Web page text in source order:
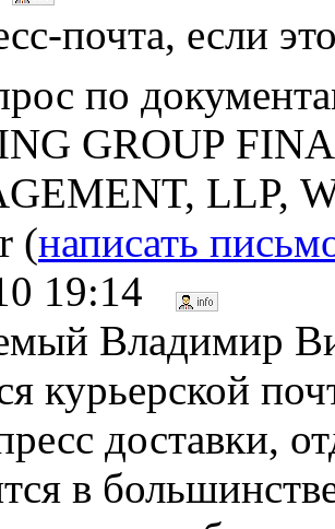
почта, если
по
GROUP
LLP,
(написать
19:14
Владимир
курьерской
доставки,
в